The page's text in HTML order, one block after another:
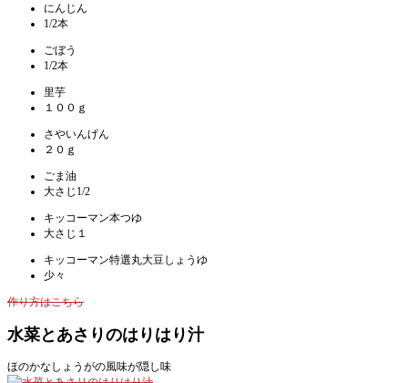
にんじん
1/2本
ごぼう
1/2本
里芋
１００ｇ
さやいんげん
２０ｇ
ごま油
大さじ1/2
キッコーマン本つゆ
大さじ１
キッコーマン特選丸大豆しょうゆ
少々
作り方はこちら
水菜とあさりのはりはり汁
ほのかなしょうがの風味が隠し味